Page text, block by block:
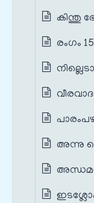
കിന്തു
രംഗം
അന്നു